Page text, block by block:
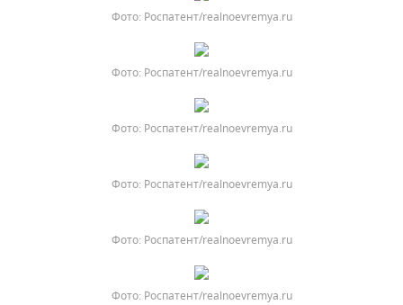
Роспатент/realnoevremya.ru
Роспатент/realnoevremya.ru
Роспатент/realnoevremya.ru
Роспатент/realnoevremya.ru
Роспатент/realnoevremya.ru
Роспатент/realnoevremya.ru